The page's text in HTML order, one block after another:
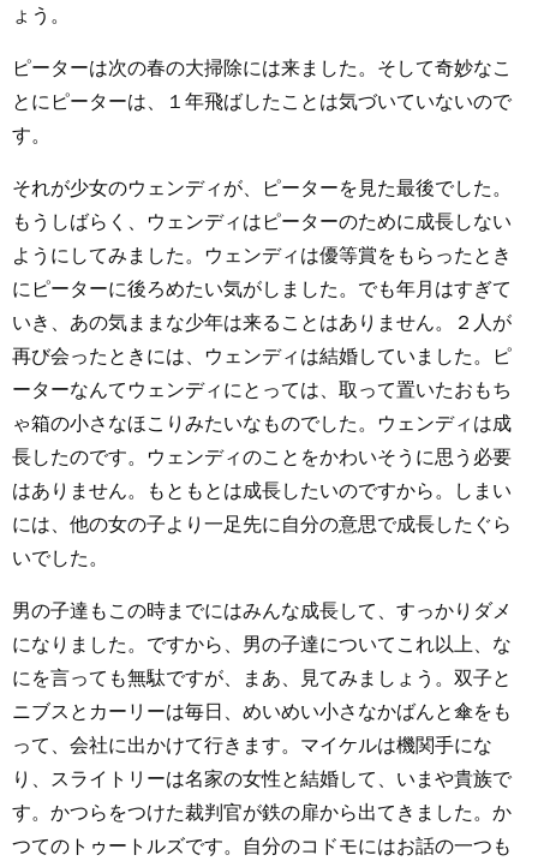
ょう。
ピーターは次の春の大掃除には来ました。そして奇妙なこ
とにピーターは、１年飛ばしたことは気づいていないので
す。
それが少女のウェンディが、ピーターを見た最後でした。
もうしばらく、ウェンディはピーターのために成長しない
ようにしてみました。ウェンディは優等賞をもらったとき
にピーターに後ろめたい気がしました。でも年月はすぎて
いき、あの気ままな少年は来ることはありません。２人が
再び会ったときには、ウェンディは結婚していました。ピ
ーターなんてウェンディにとっては、取って置いたおもち
ゃ箱の小さなほこりみたいなものでした。ウェンディは成
長したのです。ウェンディのことをかわいそうに思う必要
はありません。もともとは成長したいのですから。しまい
には、他の女の子より一足先に自分の意思で成長したぐら
いでした。
男の子達もこの時までにはみんな成長して、すっかりダメ
になりました。ですから、男の子達についてこれ以上、な
にを言っても無駄ですが、まあ、見てみましょう。双子と
ニブスとカーリーは毎日、めいめい小さなかばんと傘をも
って、会社に出かけて行きます。マイケルは機関手にな
り、スライトリーは名家の女性と結婚して、いまや貴族で
す。かつらをつけた裁判官が鉄の扉から出てきました。か
つてのトゥートルズです。自分のコドモにはお話の一つも